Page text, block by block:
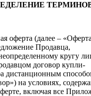
оферта (далее –
Продавца,
кругу
договор купли-
дистанционным
на условиях,
включая все